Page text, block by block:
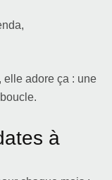
elle adore ça : une
à